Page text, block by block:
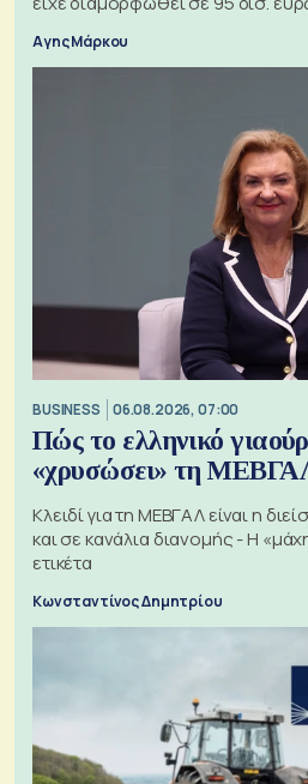
Αγης Μάρκου
BUSINESS 06.08.2026, 07:00
Πώς το ελληνικό
«χρυσώσει» τη
Κλειδί για τη ΜΕΒΓΑΛ είναι η
και σε κανάλια διανομής - Η
ετικέτα
Κωνσταντίνος Δημητρίου